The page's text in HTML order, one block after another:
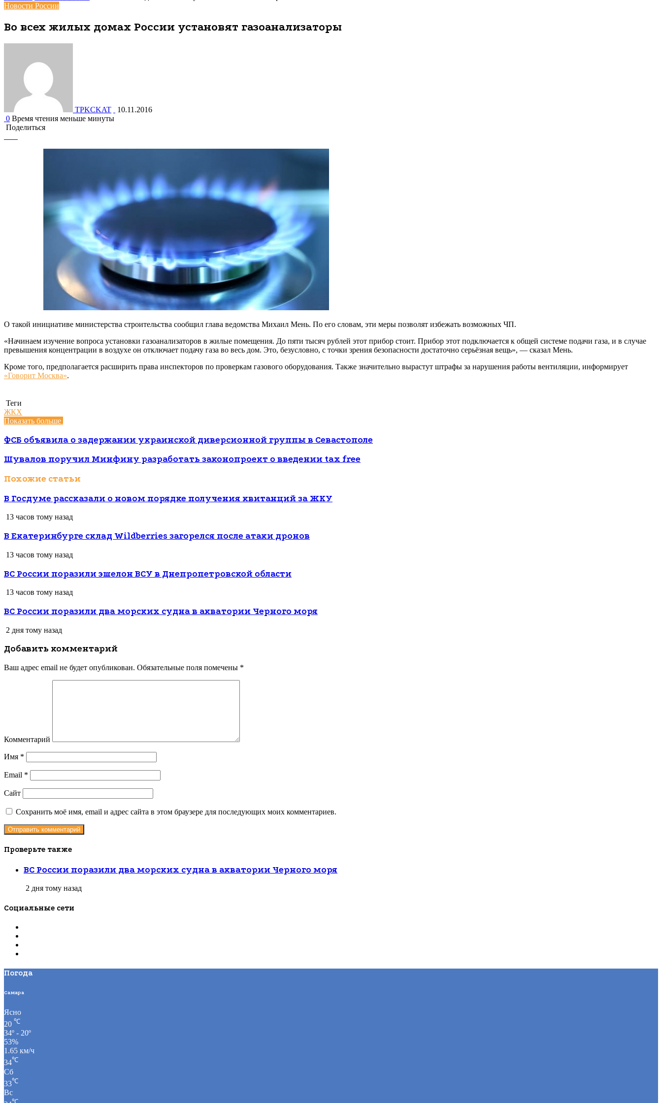
Новости России
Во всех жилых домах России установят газоанализаторы
TPKCKAT
10.11.2016
0 Время чтения меньше минуты
Поделиться
О такой инициативе министерства строительства сообщил глава ведомства Михаил Мень. По его словам, эти меры позволят избежать возможных ЧП.
«Начинаем изучение вопроса установки газоанализаторов в жилые помещения. До пяти тысяч рублей этот прибор стоит. Прибор этот подключается к общей системе подачи газа, и в случае
превышения концентрации в воздухе он отключает подачу газа во весь дом. Это, безусловно, с точки зрения безопасности достаточно серьёзная вещь», — сказал Мень.
Кроме того, предполагается расширить права инспекторов по проверкам газового оборудования. Также значительно вырастут штрафы за нарушения работы вентиляции, информирует
«Говорит Москва».
Теги
ЖКХ
Показать больше
ФСБ объявила о задержании украинской диверсионной группы в Севастополе
Шувалов поручил Минфину разработать законопроект о введении tax free
Похожие статьи
В Госдуме рассказали о новом порядке получения квитанций за ЖКУ
13 часов тому назад
В Екатеринбурге склад Wildberries загорелся после атаки дронов
13 часов тому назад
ВС России поразили эшелон ВСУ в Днепропетровской области
13 часов тому назад
ВС России поразили два морских судна в акватории Черного моря
2 дня тому назад
Добавить комментарий
Ваш адрес email не будет опубликован. Обязательные поля помечены *
Комментарий
Имя *
Email *
Сайт
Сохранить моё имя, email и адрес сайта в этом браузере для последующих моих комментариев.
Проверьте также
ЗакрытьВС России поразили два морских судна в акватории Черного моря
2 дня тому назад
Социальные сети
Погода
Самара
Ясно
20 ℃
34º - 20º
53%
1.65 км/ч
34℃
Сб
33℃
Вс